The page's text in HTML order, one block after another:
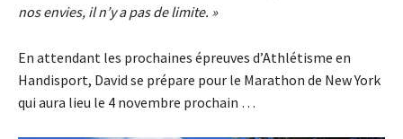
nos envies, il n’y a pas de limite. »
En attendant les prochaines épreuves d’Athlétisme en
Handisport, David se prépare pour le Marathon de New York
qui aura lieu le 4 novembre prochain …